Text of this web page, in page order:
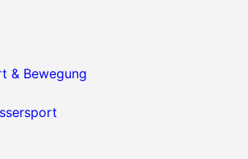
& Bewegung